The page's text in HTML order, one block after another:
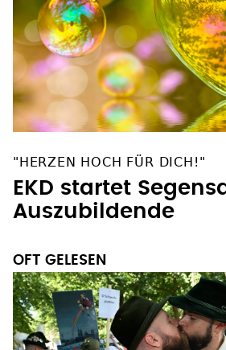
"HERZEN HOCH FÜR DICH!"
EKD startet
Auszubildende
OFT GELESEN